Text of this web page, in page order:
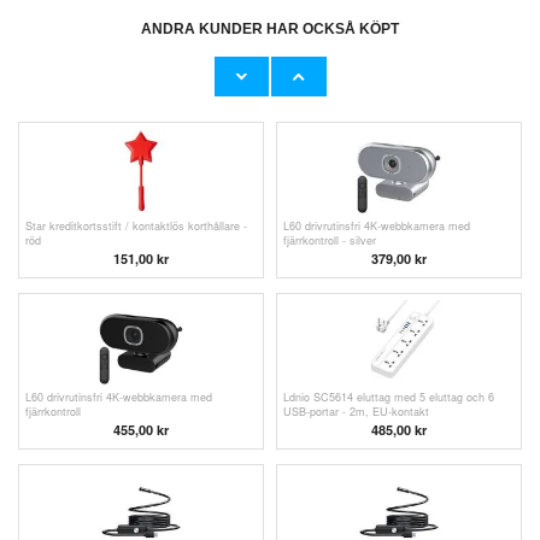
ANDRA KUNDER HAR OCKSÅ KÖPT
Star kreditkortshållare med betalningsfunktion
Star kreditkortsstift / kontaktlös korthållare -
Star kreditkortsstift / kontaktlös korthållare -
röd
151,00 kr
L60 drivrutinsfri 4K-webbkamera med
fjärrkontroll - silver
379,00 kr
L60 drivrutinsfri 4K-webbkamera med
fjärrkontroll
455,00 kr
Ldnio SC5614 eluttag med 5 eluttag och 6
USB-portar - 2m, EU-kontakt
485,00 kr